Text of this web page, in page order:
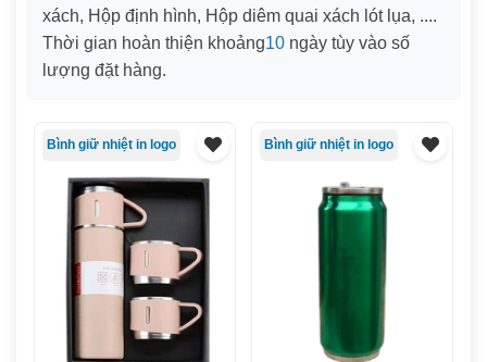
xách, Hộp định hình, Hộp diêm quai xách lót lụa, ....
Thời gian hoàn thiện khoảng10 ngày tùy vào số
lượng đặt hàng.
Bình giữ nhiệt in logo Bình giữ nhiệt in logo